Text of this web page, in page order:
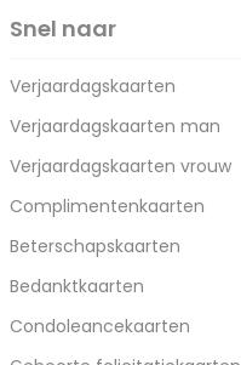
Snel naar
Verjaardagskaarten
Verjaardagskaarten man
Verjaardagskaarten vrouw
Complimentenkaarten
Beterschapskaarten
Bedanktkaarten
Condoleancekaarten